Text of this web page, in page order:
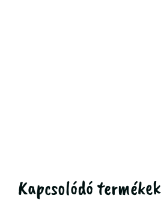
Kapcsolódó termékek